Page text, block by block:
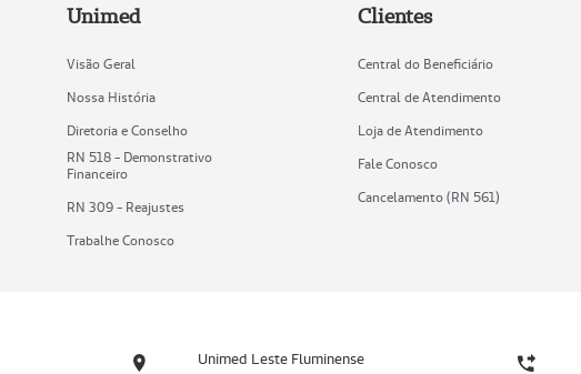
Unimed
Visão Geral
Nossa História
Diretoria e Conselho
RN 518 - Demonstrativo
Financeiro
RN 309 - Reajustes
Trabalhe Conosco
Clientes
Central do Beneficiário
Central de Atendimento
Loja de Atendimento
Fale Conosco
Cancelamento (RN 561)
Unimed Leste Fluminense